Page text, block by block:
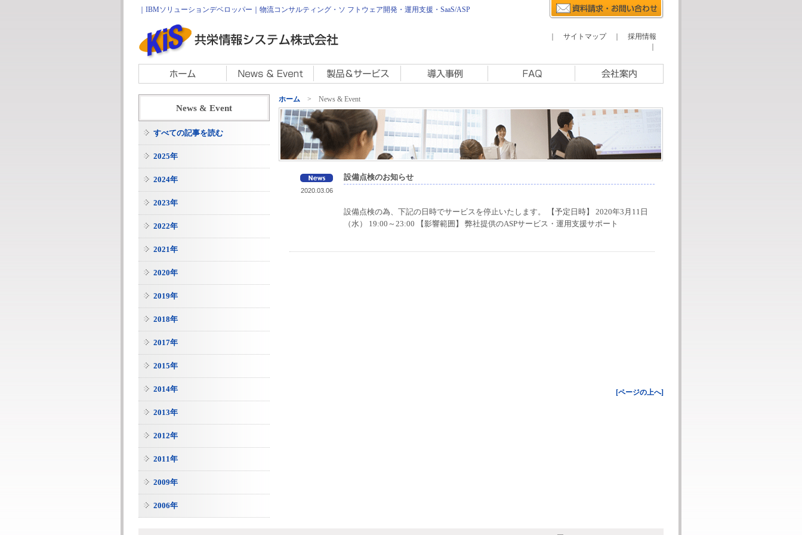
｜IBMソリューションデベロッパー｜物流コンサルティング・ソ フトウェア開発・運用支援・SaaS/ASP
サイトマップ｜ 採用情報
News & Event
すべての記事を読む
2025年
2024年
2023年
2022年
2021年
2020年
2019年
2018年
2017年
2015年
2014年
2013年
2012年
2011年
2009年
2006年
ホーム > News & Event
設備点検のお知らせ
2020.03.06
設備点検の為、下記の日時でサービスを停止いたします。 【予定日時】 2020年3月11日
（水） 19:00～23:00 【影響範囲】 弊社提供のASPサービス・運用支援サポート
[ページの上へ]